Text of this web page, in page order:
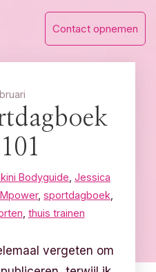
Contact opnemen
Bodyguide Jessica
Mpower, sportdagboek
thuis trainen
vergeten om